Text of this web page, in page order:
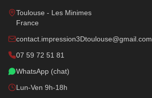
Toulouse - Les Minimes
France
contact.impression3Dtoulouse@gmail.com
07 59 72 51 81
WhatsApp (chat)
Lun-Ven 9h-18h